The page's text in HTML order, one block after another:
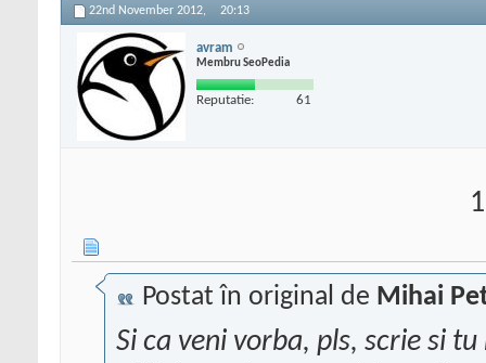
22nd November 2012, 20:13
avram
Membru SeoPedia
Reputatie: 61
Postat în original de Mihai
Si ca veni vorba, pls, scrie si